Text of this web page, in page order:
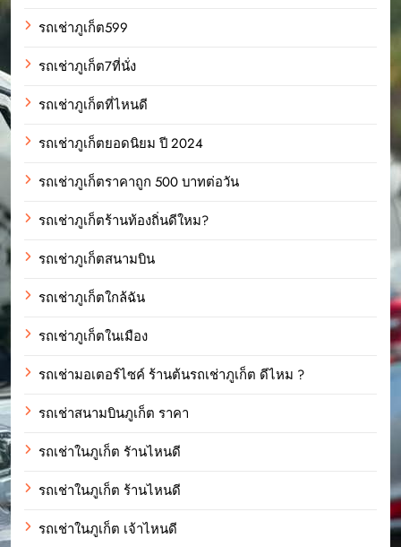
รถเช่าภูเก็ต599
รถเช่าภูเก็ต7ที่นั่ง
รถเช่าภูเก็ตที่ไหนดี
รถเช่าภูเก็ตยอดนิยม ปี 2024
รถเช่าภูเก็ตราคาถูก 500 บาทต่อวัน
รถเช่าภูเก็ตร้านท้องถิ่นดีใหม?
รถเช่าภูเก็ตสนามบิน
รถเช่าภูเก็ตใกล้ฉัน
รถเช่าภูเก็ตในเมือง
รถเช่ามอเตอร์ไซค์ ร้านต้นรถเช่าภูเก็ต ดีไหม ?
รถเช่าสนามบินภูเก็ต ราคา
รถเช่าในภูเก็ต รัานไหนดี
รถเช่าในภูเก็ต ร้านไหนดี
รถเช่าในภูเก็ต เจ้าไหนดี